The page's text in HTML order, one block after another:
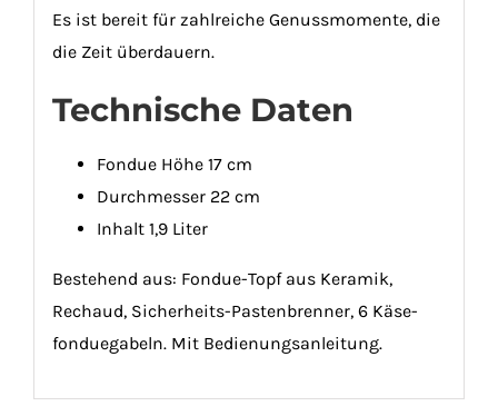
Es ist bereit für zahlreiche Genussmomente, die
die Zeit überdauern.
Technische Daten
Fondue Höhe 17 cm
Durchmesser 22 cm
Inhalt 1,9 Liter
Bestehend aus: Fondue-Topf aus Keramik,
Rechaud, Sicherheits-Pastenbrenner, 6 Käse-
fonduegabeln. Mit Bedienungsanleitung.